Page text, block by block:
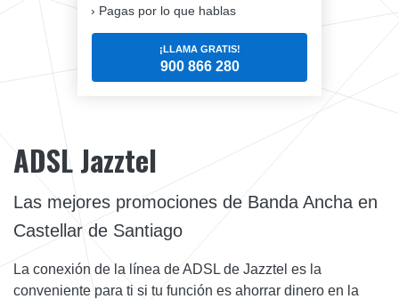
Pagas por lo que hablas
¡LLAMA GRATIS!
900 866 280
ADSL Jazztel
Las mejores promociones de Banda Ancha en
Castellar de Santiago
La conexión de la línea de ADSL de Jazztel es la
conveniente para ti si tu función es ahorrar dinero en la